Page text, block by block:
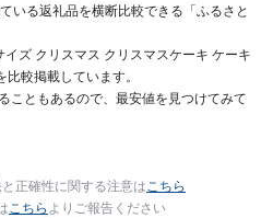
沢いる返礼品を横断比較できる「ふるさと
イズ クリスマス クリスマスケーキ ケーキ
較掲載しています。
こともあるので、最安値を見つけてみて
正確性に関する注意はこちら
こちらよりご報告ください